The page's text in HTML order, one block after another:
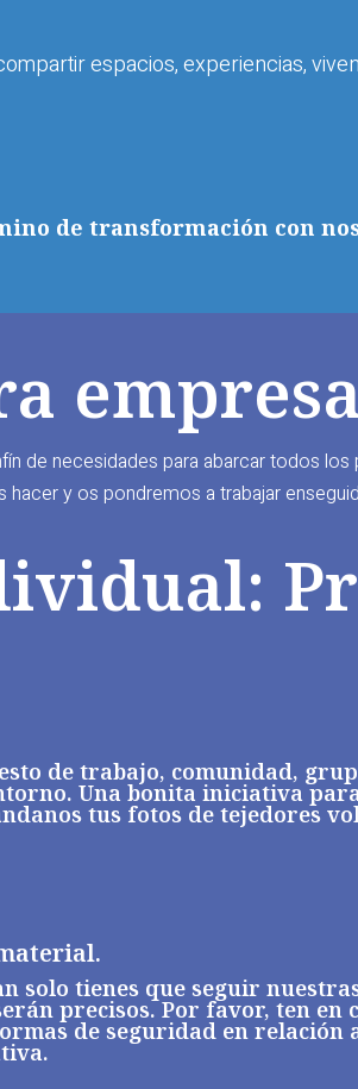
espacios, experiencias,
de transformación con
de necesidades para abarcar todos
y os pondremos a trabajar
de trabajo, comunidad,
Una bonita iniciativa
tus fotos de tejedores
solo tienes que seguir
precisos. Por favor, ten en
de seguridad en relación